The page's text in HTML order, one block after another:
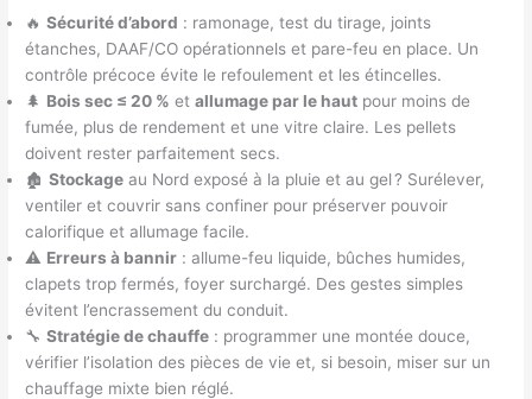
🔥Sécurité d’abord : ramonage, test du tirage, joints
étanches, DAAF/CO opérationnels et pare-feu en place. Un
contrôle précoce évite le refoulement et les étincelles.
🌲 Bois sec ≤ 20 % etallumage par le haut pour moins de
fumée, plus de rendement et une vitre claire. Les pellets
doivent rester parfaitement secs.
🏚️Stockage au Nord exposé à la pluie et au gel ? Surélever,
ventiler et couvrir sans confiner pour préserver pouvoir
calorifique et allumage facile.
⚠️ Erreurs à bannir : allume-feu liquide, bûches humides,
clapets trop fermés, foyer surchargé. Des gestes simples
évitent l’encrassement du conduit.
🔧Stratégie de chauffe : programmer une montée douce,
vérifier l’isolation des pièces de vie et, si besoin, miser sur un
chauffage mixte bien réglé.